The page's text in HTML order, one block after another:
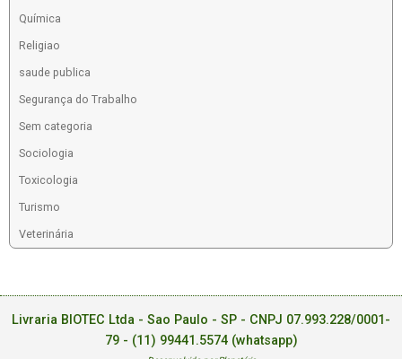
Química
Religiao
saude publica
Segurança do Trabalho
Sem categoria
Sociologia
Toxicologia
Turismo
Veterinária
Livraria BIOTEC Ltda - Sao Paulo - SP - CNPJ 07.993.228/0001-
79 - (11) 99441.5574 (whatsapp)